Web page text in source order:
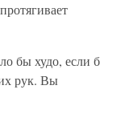
бы худо, если б
рук. Вы